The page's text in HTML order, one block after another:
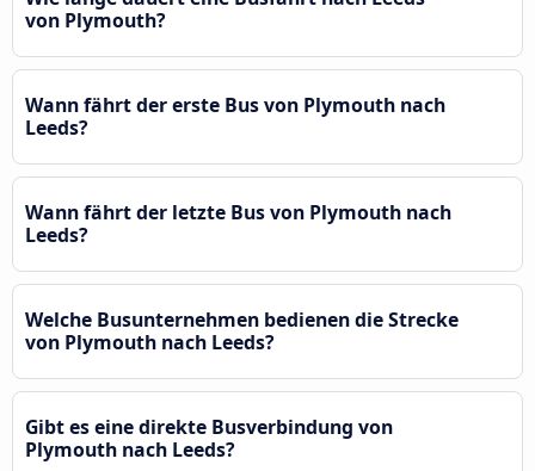
von Plymouth?
Wann fährt der erste Bus von Plymouth nach
Leeds?
Wann fährt der letzte Bus von Plymouth nach
Leeds?
Welche Busunternehmen bedienen die Strecke
von Plymouth nach Leeds?
Gibt es eine direkte Busverbindung von
Plymouth nach Leeds?